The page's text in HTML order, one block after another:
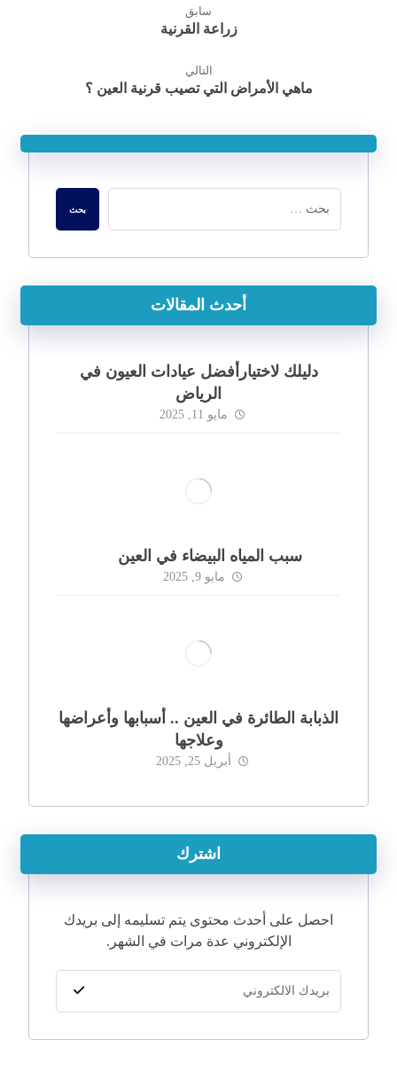
سابق
زراعة القرنية
التالي
ماهي الأمراض التي تصيب قرنية العين ؟
أحدث المقالات
دليلك لاختيارأفضل عيادات العيون في
الرياض
مايو 11, 2025
سبب المياه البيضاء في العين
مايو 9, 2025
الذبابة الطائرة في العين .. أسبابها وأعراضها
وعلاجها
أبريل 25, 2025
اشترك
احصل على أحدث محتوى يتم تسليمه إلى بريدك
الإلكتروني عدة مرات في الشهر.